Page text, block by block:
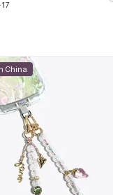
China